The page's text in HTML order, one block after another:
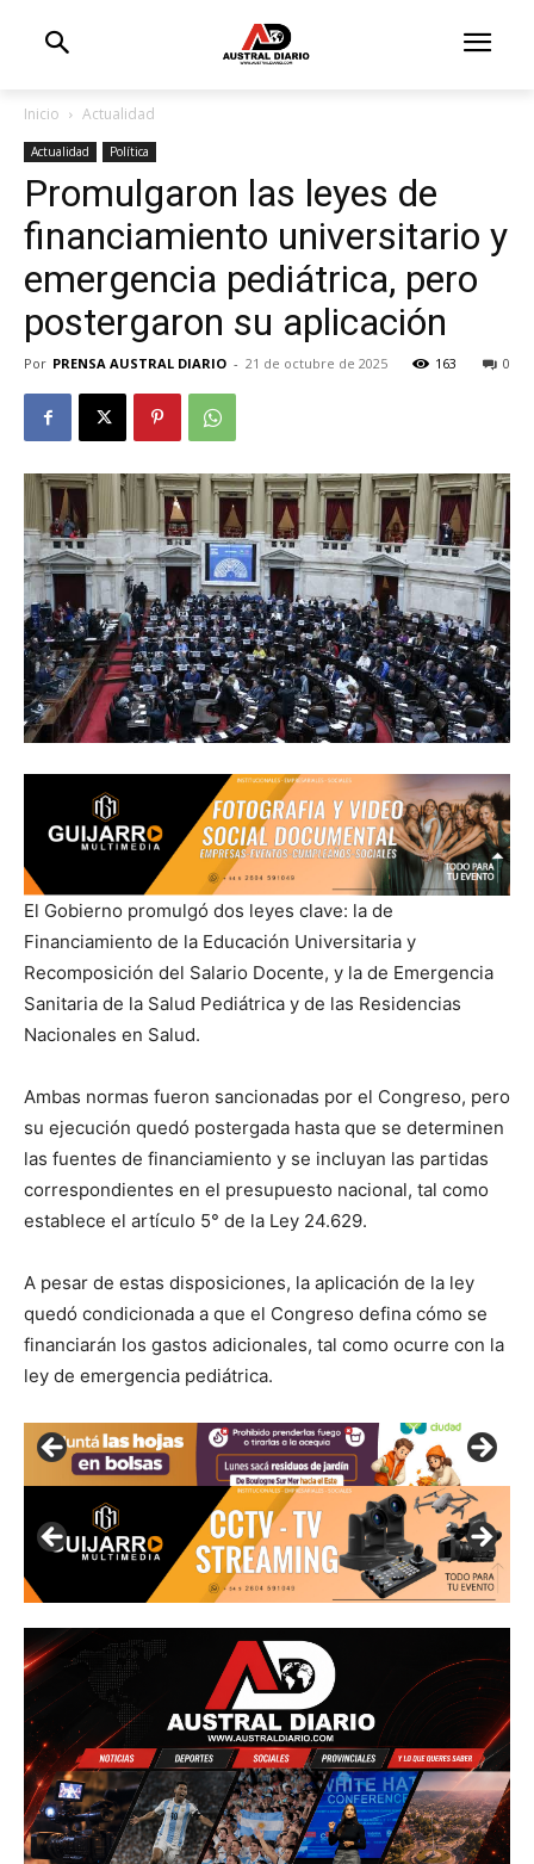
Inicio Actualidad
Actualidad Política
Promulgaron las leyes de
financiamiento universitario y
emergencia pediátrica, pero
postergaron su aplicación
Por PRENSA AUSTRAL DIARIO - 21 de octubre de 2025 0
163
El Gobierno promulgó dos leyes clave: la de
Financiamiento de la Educación Universitaria y
Recomposición del Salario Docente, y la de Emergencia
Sanitaria de la Salud Pediátrica y de las Residencias
Nacionales en Salud.
Ambas normas fueron sancionadas por el Congreso, pero
su ejecución quedó postergada hasta que se determinen
las fuentes de financiamiento y se incluyan las partidas
correspondientes en el presupuesto nacional, tal como
establece el artículo 5° de la Ley 24.629.
A pesar de estas disposiciones, la aplicación de la ley
quedó condicionada a que el Congreso defina cómo se
financiarán los gastos adicionales, tal como ocurre con la
ley de emergencia pediátrica.